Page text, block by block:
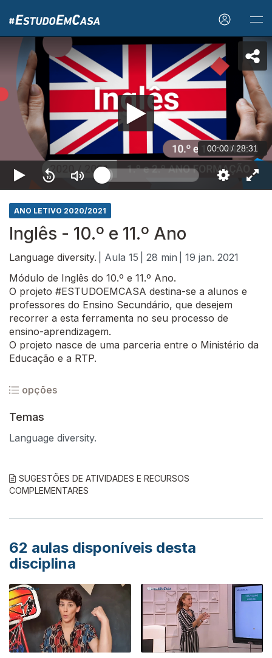
00:00 / 28:31
ANO LETIVO 2020/2021
Inglês - 10.º e 11.º Ano
Language diversity. | Aula 15 | 28 min
| 19 jan. 2021
Módulo de Inglês do 10.º e 11.º Ano.
O projeto #ESTUDOEMCASA destina-se a alunos e
professores do Ensino Secundário, que desejem
recorrer a esta ferramenta no seu processo de
ensino-aprendizagem.
O projeto nasce de uma parceria entre o Ministério da
Educação e a RTP.
opções
Temas
Language diversity.
SUGESTÕES DE ATIVIDADES E RECURSOS
COMPLEMENTARES
62 aulas disponíveis desta
disciplina